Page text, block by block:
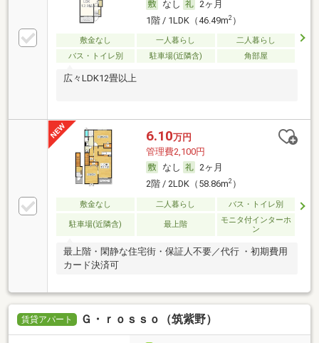
なし
2ヶ月
1階 / 1LDK（46.49m2）
敷金なし 一人暮らし
二人暮らし
バス・トイレ別
駐車場(近隣含) 角部屋
広々LDK12畳以上
6.10万円
管理費2,100円
なし
2ヶ月
2階 / 2LDK（58.86m2）
敷金なし 二人暮らし バス・トイレ別
駐車場(近隣含) 最上階
モニタ付インターホ
ン
最上階・閑静な住宅街・保証人不要／代行 ・初期費用
カード決済可
賃貸アパート Ｇ・ｒｏｓｓｏ（筑紫野）